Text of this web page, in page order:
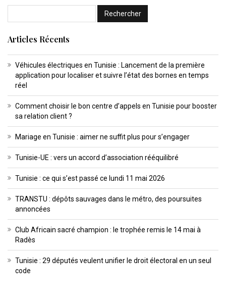
Articles Récents
Véhicules électriques en Tunisie : Lancement de la première
application pour localiser et suivre l’état des bornes en temps
réel
Comment choisir le bon centre d’appels en Tunisie pour booster
sa relation client ?
Mariage en Tunisie : aimer ne suffit plus pour s’engager
Tunisie-UE : vers un accord d’association rééquilibré
Tunisie : ce qui s’est passé ce lundi 11 mai 2026
TRANSTU : dépôts sauvages dans le métro, des poursuites
annoncées
Club Africain sacré champion : le trophée remis le 14 mai à
Radès
Tunisie : 29 députés veulent unifier le droit électoral en un seul
code